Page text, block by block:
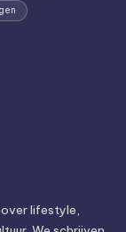
lifestyle,